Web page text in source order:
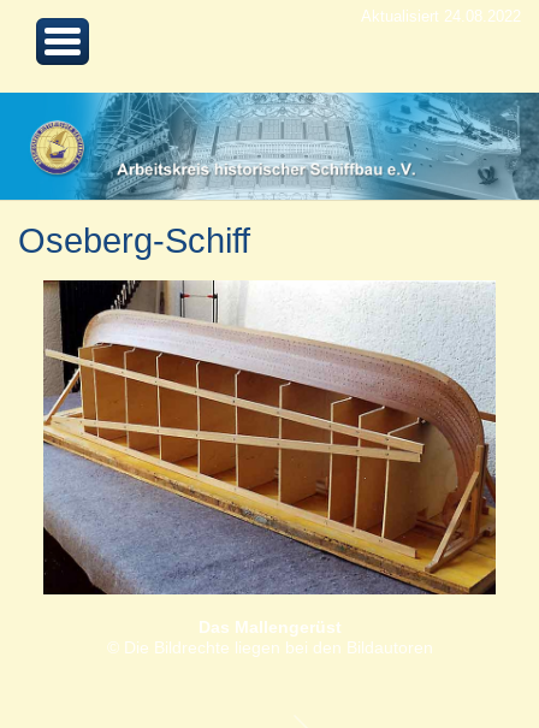
Aktualisiert 24.08.2022
Oseberg-Schiff
Das Mallengerüst
© Die Bildrechte liegen bei den Bildautoren